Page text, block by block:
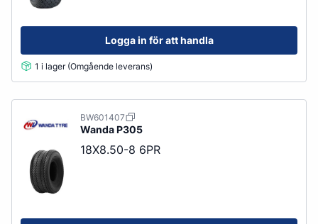
Logga in för att handla
1 i lager (Omgående leverans)
BW601407
Wanda P305
18X8.50-8 6PR